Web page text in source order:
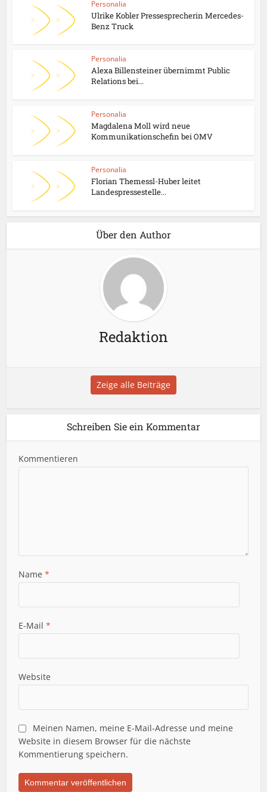
Personalia
Ulrike Kobler Pressesprecherin Mercedes-
Benz Truck
Personalia
Alexa Billensteiner übernimmt Public
Relations bei...
Personalia
Magdalena Moll wird neue
Kommunikationschefin bei OMV
Personalia
Florian Themessl-Huber leitet
Landespressestelle...
Über den Author
Redaktion
Zeige alle Beiträge
Schreiben Sie ein Kommentar
Kommentieren
Name*
E-Mail*
Website
Meinen Namen, meine E-Mail-Adresse und meine
Website in diesem Browser für die nächste
Kommentierung speichern.